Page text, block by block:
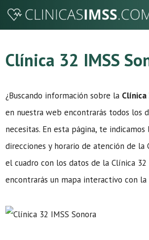
Saltar
Clínica 32 IMSS
¿Buscando información sobre la Clínica
en nuestra web encontrarás todos los
necesitas. En esta página, te
direcciones y horario de atención de la
el cuadro con los datos de la Clínica 32
encontrarás un mapa interactivo con la